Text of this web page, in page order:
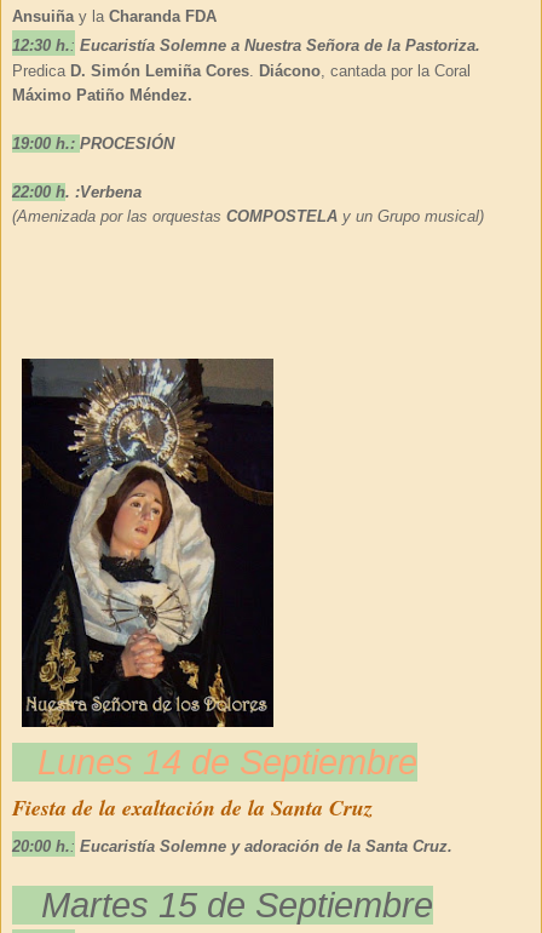
Ansuiña y laCharanda FDA
12:30 h.: Eucaristía Solemne a Nuestra Señora de la Pastoriza.
Predica D. Simón Lemiña Cores. Diácono, cantada por la Coral
Máximo Patiño Méndez.
19:00 h.: PROCESIÓN
22:00 h. :Verbena
(Amenizada por las orquestas COMPOSTELA y un Grupo musical)
Lunes 14 de Septiembre
Fiesta de la exaltación de la Santa Cruz
20:00 h.: Eucaristía Solemne y adoración de la Santa Cruz.
Martes 15 de Septiembre